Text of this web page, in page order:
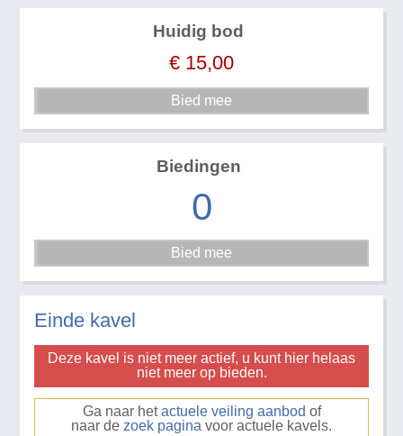
Huidig bod
€ 15,00
Biedingen
0
Einde kavel
Deze kavel is niet meer actief, u kunt hier helaas
niet meer op bieden.
Ga naar hetactuele veiling aanbod of
naar de zoek pagina voor actuele kavels.